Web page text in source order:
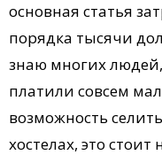
основная статья
порядка тысячи
знаю многих
платили совсем
возможность
хостелах, это стоит